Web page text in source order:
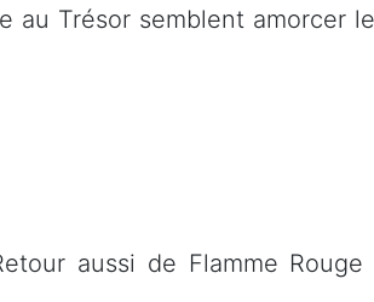
au Trésor semblent amorcer
aussi de Flamme Rouge